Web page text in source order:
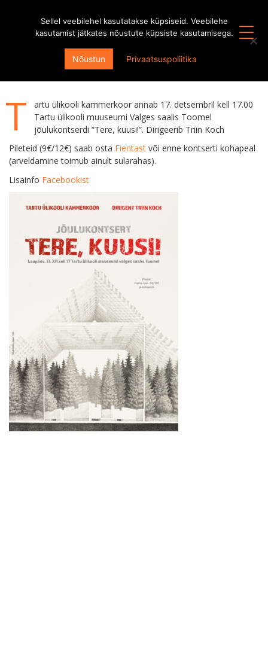
Jõulukontsert “Tere, kuusi!”
T
artu ülikooli kammerkoor annab 17. detsembril kell 17.00
Tartu ülikooli muuseumi Valges saalis Toomel
jõulukontserdi “Tere, kuusi!”. Dirigeerib Triin Koch
Pileteid (9€/12€) saab osta Fientast või enne kontserti kohapeal
(arveldamine toimub ainult sularahas).
Lisainfo Facebookist
Sellel veebilehel kasutatakse küpsiseid. Veebilehe
kasutamist jätkates nõustute küpsiste kasutamisega.
Nõustun Privaatsuspoliitika